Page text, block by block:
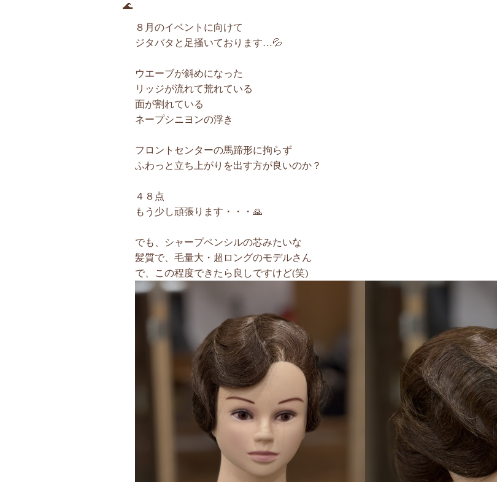
🌊
８月のイベントに向けて
ジタバタと足掻いております…💦
ウエーブが斜めになった
リッジが流れて荒れている
面が割れている
ネープシニヨンの浮き
フロントセンターの馬蹄形に拘らず
ふわっと立ち上がりを出す方が良いのか？
４８点
もう少し頑張ります・・・🙏
でも、シャープペンシルの芯みたいな
髪質で、毛量大・超ロングのモデルさん
で、この程度できたら良しですけど(笑)